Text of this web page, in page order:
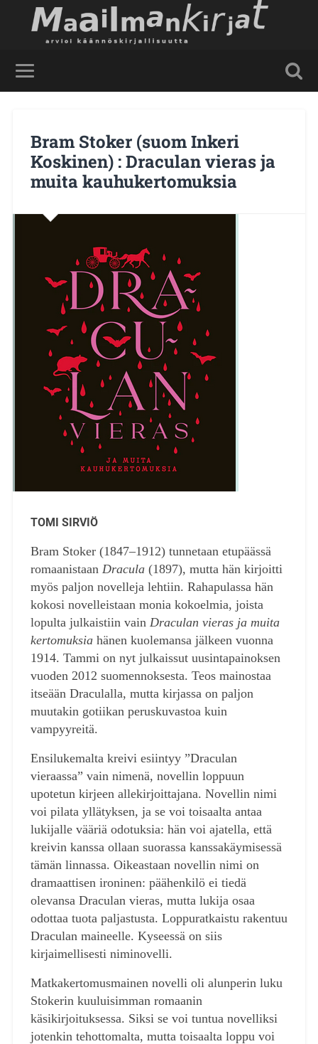
Bram Stoker (suom Inkeri
Koskinen) : Draculan vieras ja
muita kauhukertomuksia
TOMI SIRVIÖ
Bram Stoker (1847–1912) tunnetaan etupäässä
romaanistaan Dracula(1897), mutta hän kirjoitti
myös paljon novelleja lehtiin. Rahapulassa hän
kokosi novelleistaan monia kokoelmia, joista
lopulta julkaistiin vain Draculan vieras ja muita
kertomuksiahänen kuolemansa jälkeen vuonna
1914. Tammi on nyt julkaissut uusintapainoksen
vuoden 2012 suomennoksesta. Teos mainostaa
itseään Draculalla, mutta kirjassa on paljon
muutakin gotiikan peruskuvastoa kuin
vampyyreitä.
Ensilukemalta kreivi esiintyy ”Draculan
vieraassa” vain nimenä, novellin loppuun
upotetun kirjeen allekirjoittajana. Novellin nimi
voi pilata yllätyksen, ja se voi toisaalta antaa
lukijalle vääriä odotuksia: hän voi ajatella, että
kreivin kanssa ollaan suorassa kanssakäymisessä
tämän linnassa. Oikeastaan novellin nimi on
dramaattisen ironinen: päähenkilö ei tiedä
olevansa Draculan vieras, mutta lukija osaa
odottaa tuota paljastusta. Loppuratkaistu rakentuu
Draculan maineelle. Kyseessä on siis
kirjaimellisesti niminovelli.
Matkakertomusmainen novelli oli alunperin luku
Stokerin kuuluisimman romaanin
käsikirjoituksessa. Siksi se voi tuntua novelliksi
jotenkin tehottomalta, mutta toisaalta loppu voi